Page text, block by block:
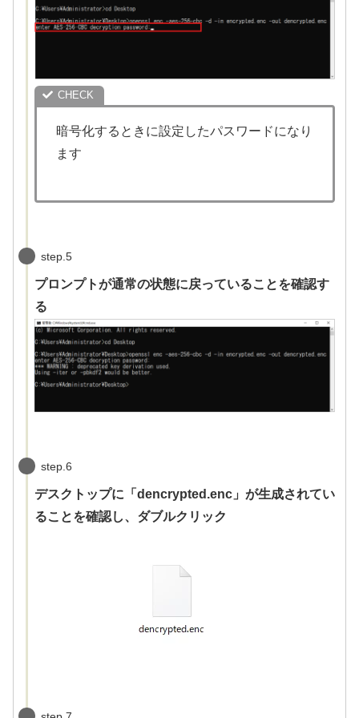
暗号化するときに設定したパスワードになり
ます
step.5
プロンプトが通常の状態に戻っていることを確認す
る
step.6
デスクトップに「dencrypted.enc」が生成されてい
ることを確認し、ダブルクリック